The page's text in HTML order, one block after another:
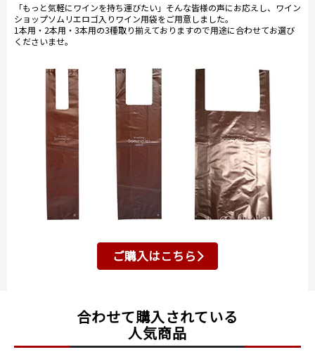
「もっと気軽にワインを持ち運びたい」そんな皆様の声にお応えし、ワイン
ショップソムリエロゴ入りワイン用袋をご用意しました。
1本用・2本用・3本用の3種取り揃えておりますので用途に合わせてお選び
くださいませ。
ご購入はこちら
合わせて購入されている
人気商品